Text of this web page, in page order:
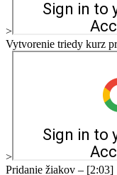
>
Vytvorenie triedy kurz
>
Pridanie žiakov – [2:03]